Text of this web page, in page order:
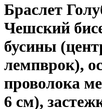
Браслет
Чешский
бусины
лемпврок),
проволока
6 см),